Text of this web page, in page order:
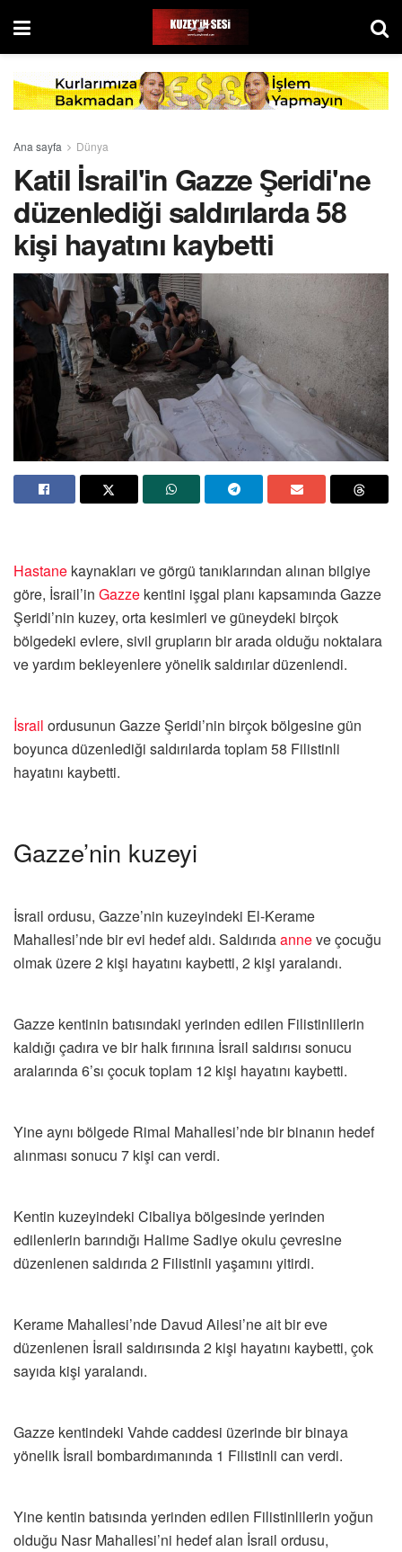
Ana sayfa Dünya
Katil İsrail'in Gazze Şeridi'ne
düzenlediği saldırılarda 58
kişi hayatını kaybetti
Hastane kaynakları ve görgü tanıklarından alınan bilgiye
göre, İsrail’in Gazze kentini işgal planı kapsamında Gazze
Şeridi’nin kuzey, orta kesimleri ve güneydeki birçok
bölgedeki evlere, sivil grupların bir arada olduğu noktalara
ve yardım bekleyenlere yönelik saldırılar düzenlendi.
İsrail ordusunun Gazze Şeridi’nin birçok bölgesine gün
boyunca düzenlediği saldırılarda toplam 58 Filistinli
hayatını kaybetti.
Gazze’nin kuzeyi
İsrail ordusu, Gazze’nin kuzeyindeki El-Kerame
Mahallesi’nde bir evi hedef aldı. Saldırıdaanneve çocuğu
olmak üzere 2 kişi hayatını kaybetti, 2 kişi yaralandı.
Gazze kentinin batısındaki yerinden edilen Filistinlilerin
kaldığı çadıra ve bir halk fırınına İsrail saldırısı sonucu
aralarında 6’sı çocuk toplam 12 kişi hayatını kaybetti.
Yine aynı bölgede Rimal Mahallesi’nde bir binanın hedef
alınması sonucu 7 kişi can verdi.
Kentin kuzeyindeki Cibaliya bölgesinde yerinden
edilenlerin barındığı Halime Sadiye okulu çevresine
düzenlenen saldırıda 2 Filistinli yaşamını yitirdi.
Kerame Mahallesi’nde Davud Ailesi’ne ait bir eve
düzenlenen İsrail saldırısında 2 kişi hayatını kaybetti, çok
sayıda kişi yaralandı.
Gazze kentindeki Vahde caddesi üzerinde bir binaya
yönelik İsrail bombardımanında 1 Filistinli can verdi.
Yine kentin batısında yerinden edilen Filistinlilerin yoğun
olduğu Nasr Mahallesi’ni hedef alan İsrail ordusu,